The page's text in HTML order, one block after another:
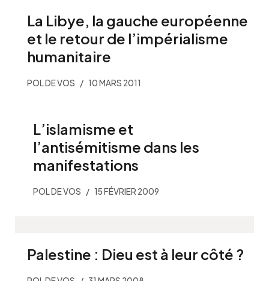
La Libye, la gauche européenne
et le retour de l’impérialisme
humanitaire
POL DE VOS 10 MARS 2011
L’islamisme et
l’antisémitisme dans les
manifestations
POL DE VOS 15 FÉVRIER 2009
Palestine : Dieu est à leur côté ?